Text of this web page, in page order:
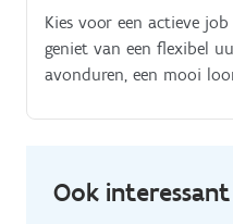
Kies voor een actieve
geniet van een flexibel
avonduren, een mooi
Koerier. Voor een
Ook interessant